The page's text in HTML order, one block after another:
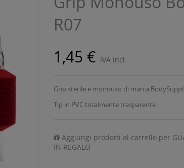
R07
1,45 € IVA Incl.
Grip sterile e monouso di marca
Tip in PVC totalmente trasparente
Aggiungi prodotti al carrello per
IN REGALO